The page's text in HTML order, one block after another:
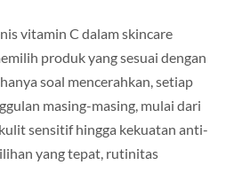
vitamin C dalam skincare
produk yang sesuai dengan
soal mencerahkan, setiap
masing-masing, mulai dari
sensitif hingga kekuatan anti-
yang tepat, rutinitas